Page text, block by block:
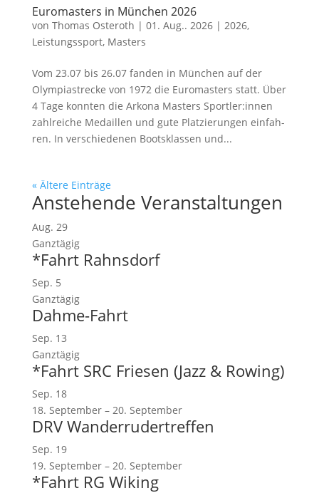
Euromasters in München 2026
von Thomas Osteroth | 01. Aug.. 2026| 2026,
Leistungssport, Masters
Vom 23.07 bis 26.07 fan­den in Mün­chen auf der
Olym­pia­stre­cke von 1972 die Euro­mas­ters statt. Über
4 Tage konn­ten die Arko­na Mas­ters Sportler:innen
zahl­rei­che Medail­len und gute Plat­zie­run­gen ein­fah­
ren. In ver­schie­de­nen Boots­klas­sen und...
« Ältere Einträge
Anstehende Veranstaltungen
Aug. 29
Ganztägig
*Fahrt Rahnsdorf
Sep. 5
Ganztägig
Dahme-Fahrt
Sep. 13
Ganztägig
*Fahrt SRC Friesen (Jazz & Rowing)
Sep. 18
18. September– 20. September
DRV Wanderrudertreffen
Sep. 19
19. September– 20. September
*Fahrt RG Wiking